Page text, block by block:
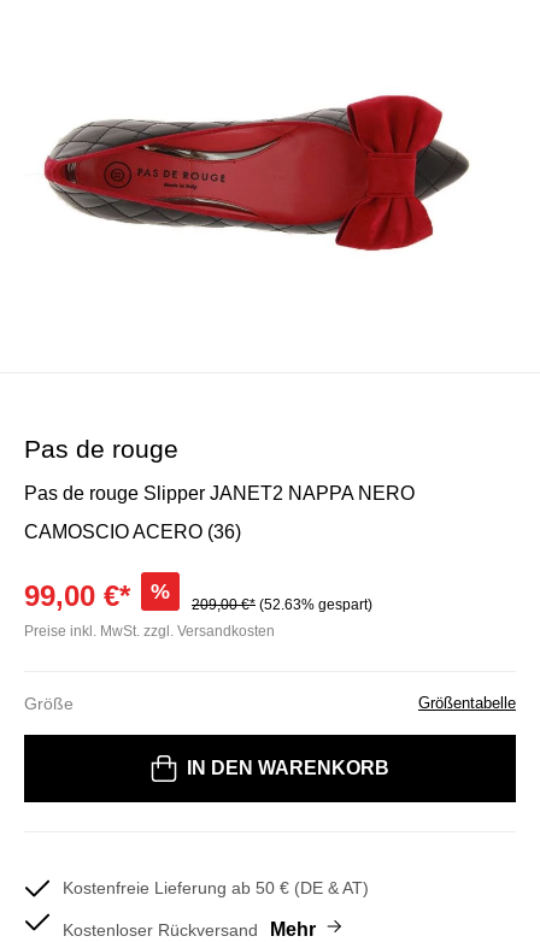
Pas de rouge
Pas de rouge Slipper JANET2 NAPPA NERO
CAMOSCIO ACERO (36)
99,00 €* %
209,00 €* (52.63% gespart)
Preise inkl. MwSt. zzgl. Versandkosten
Größe Größentabelle
IN DEN WARENKORB
Kostenfreie Lieferung ab 50 € (DE & AT)
Kostenloser Rückversand Mehr